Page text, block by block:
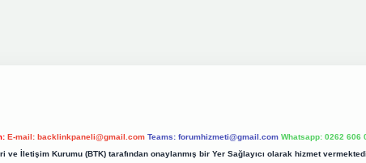
E-mail: backlinkpaneli@gmail.com Teams: forumhizmeti@gmail.com Whatsapp: 0262 606
ve İletişim Kurumu (BTK) tarafından onaylanmış bir Yer Sağlayıcı olarak hizmet